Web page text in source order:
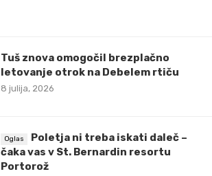
Tuš znova omogočil brezplačno
letovanje otrok na Debelem rtiču
8 julija, 2026
Poletja ni treba iskati daleč –
čaka vas v St. Bernardin resortu
Portorož